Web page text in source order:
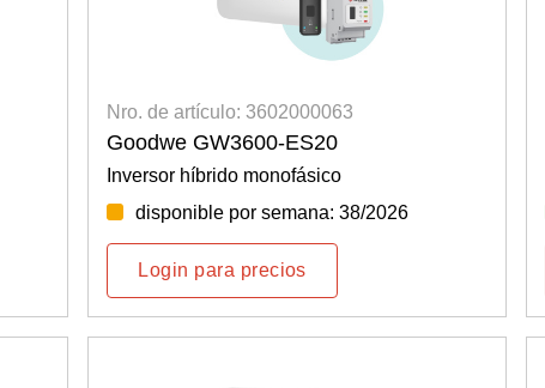
Nro. de artículo: 3602000063
Goodwe GW3600-ES20
Inversor híbrido monofásico
disponible por semana: 38/2026
Login para precios